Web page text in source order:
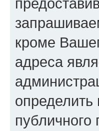
кроме
адреса
публичного